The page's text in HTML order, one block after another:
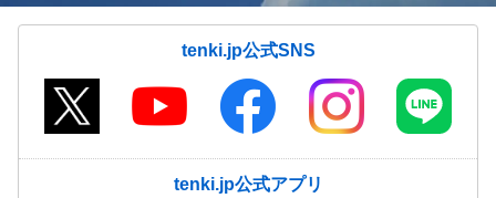
tenki.jp公式SNS
tenki.jp公式アプリ